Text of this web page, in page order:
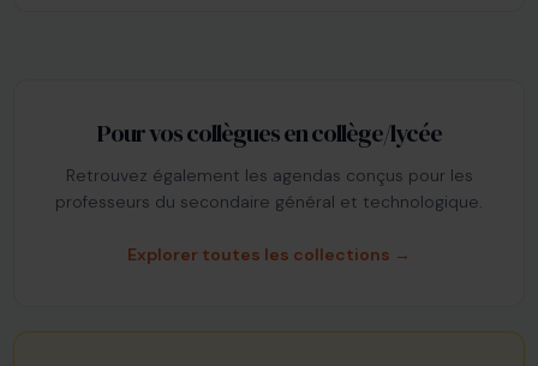
Pour vos collègues en collège/lycée
Retrouvez également les agendas conçus pour les
professeurs du secondaire général et technologique.
Explorer toutes les collections →